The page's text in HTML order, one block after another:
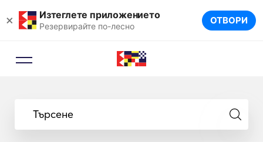
× Изтеглете приложението
Резервирайте по-лесно ОТВОРИ
Търсене